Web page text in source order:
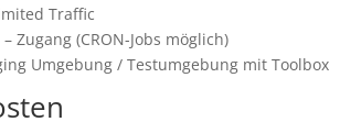
Traffic
– Zugang (CRON-Jobs möglich)
Umgebung / Testumgebung mit Toolbox